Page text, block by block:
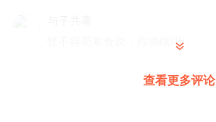
怪不得苟寒食说，你俩瞎吗，
查看更多评论